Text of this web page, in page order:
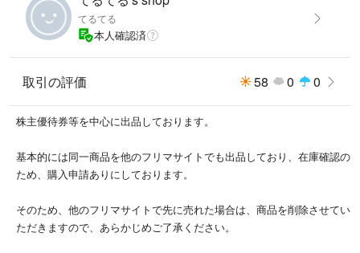
てるてる
本人確認済
取引の評価 58 0 0
株主優待券等を中心に出品しております。
基本的には同一商品を他のフリマサイトでも出品しており、在庫確認の
ため、購入申請ありにしております。
そのため、他のフリマサイトで先に売れた場合は、商品を削除させてい
ただきますので、あらかじめご了承ください。